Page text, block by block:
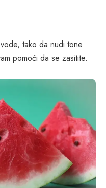
tako da nudi tone
pomoći da se zasitite.